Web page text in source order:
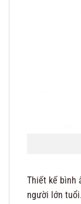
Thiết kế bình
người lớn